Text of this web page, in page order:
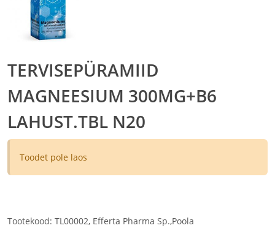
TERVISEPÜRAMIID
MAGNEESIUM 300MG+B6
LAHUST.TBL N20
Toodet pole laos
Tootekood: TL00002, Efferta Pharma Sp.,Poola